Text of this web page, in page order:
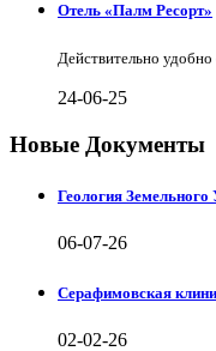
Отель «Палм Ресорт»
Действительно
24-06-25
Новые Документы
Геология Земельного
06-07-26
Серафимовская
02-02-26